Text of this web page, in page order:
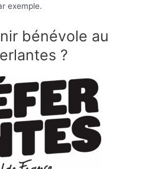
exemple.
bénévole au
?